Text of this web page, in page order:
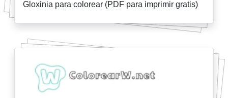
Gloxinia para colorear (PDF para imprimir gratis)